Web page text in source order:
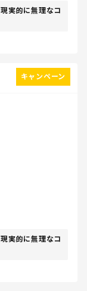
言ってるし。
実的に無理なコ
キャンペーン
も。
、後で自己
言ってるし。
実的に無理なコ